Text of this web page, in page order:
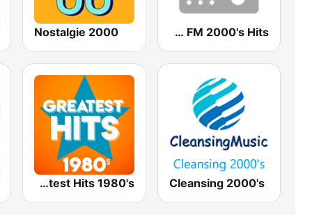
HIT FM 2000's Hits
Nostalgie 2000
Cleansing 2000's
Greatest Hits 1980's